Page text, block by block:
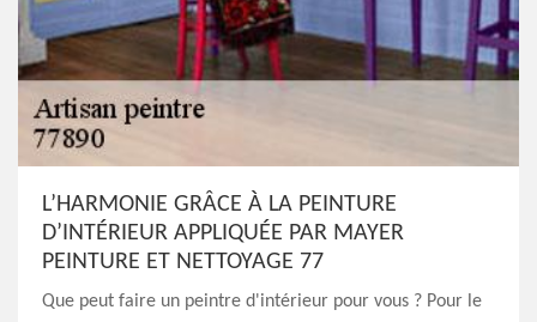
L’HARMONIE GRÂCE À LA PEINTURE
D’INTÉRIEUR APPLIQUÉE PAR MAYER
PEINTURE ET NETTOYAGE 77
Que peut faire un peintre d'intérieur pour vous ? Pour le